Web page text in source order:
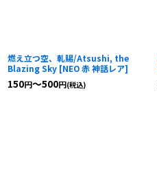
燃え立つ空、軋賜/Atsushi, the
Blazing Sky [NEO 赤 神話レア]
150円～500円(税込)